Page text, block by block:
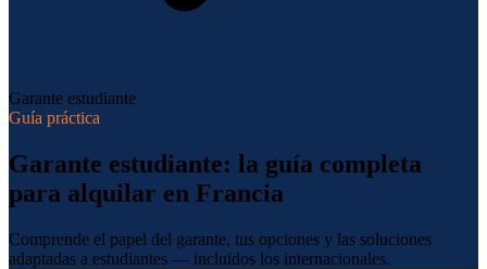
Garante estudiante
Guía práctica
Garante estudiante: la guía completa
para alquilar en Francia
Comprende el papel del garante, tus opciones y las soluciones
adaptadas a estudiantes — incluidos los internacionales.